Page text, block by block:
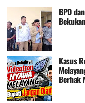
BPD
Kasus
Berhak